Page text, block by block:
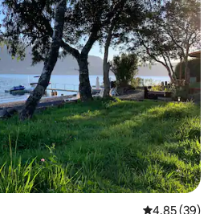
レビュー39
4.85 (39)